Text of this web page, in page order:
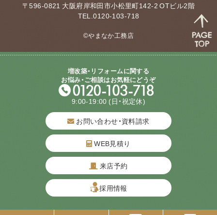
〒596-0821 大阪府岸和田市小松里町142-2 OTビル2階
TEL.0120-103-718
©やまなか工務店
増改築・リフォームに関する
お悩み・ご相談はお気軽にどうぞ
9:00-19:00 (日・祝定休)
お問い合わせ・資料請求
WEB見積り
来店予約
採用情報